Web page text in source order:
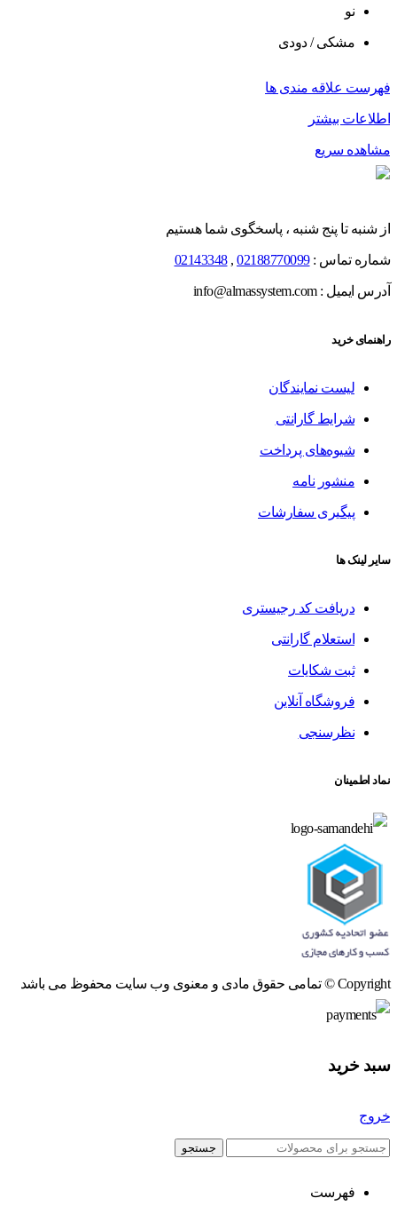
نو
مشکی / دودی
فهرست علاقه مندی ها
اطلاعات بیشتر
مشاهده سریع
از شنبه تا پنج شنبه ، پاسخگوی شما هستیم
شماره تماس :02188770099
,
02143348
آدرس ایمیل : info@almassystem.com
راهنمای خرید
لیست نمایندگان
شرایط گارانتی
شیوه‌های پرداخت
منشور نامه
پیگیری سفارشات
سایر لینک ها
دریافت کد رجیستری
استعلام گارانتی
ثبت شکایات
فروشگاه آنلاین
نظرسنجی
نماد اطمینان
Copyright © تمامی حقوق مادی و معنوی وب سایت محفوظ می باشد
سبد خرید
خروج
جستجو
فهرست